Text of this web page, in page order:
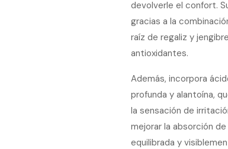
devolverle el confort.
gracias a la
raíz de regaliz y
antioxidantes.
Además, incorpora
profunda y alantoína,
la sensación de
mejorar la absorción
equilibrada y